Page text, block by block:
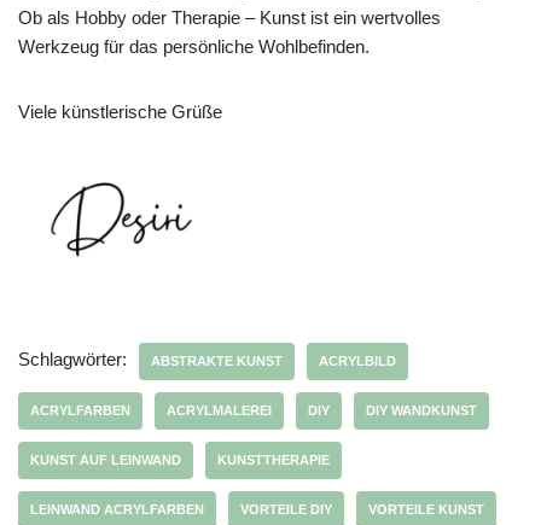
Ob als Hobby oder Therapie – Kunst ist ein wertvolles
Werkzeug für das persönliche Wohlbefinden.
Viele künstlerische Grüße
Schlagwörter: ABSTRAKTE KUNST ACRYLBILD
ACRYLFARBEN ACRYLMALEREI DIY DIY WANDKUNST
KUNST AUF LEINWAND KUNSTTHERAPIE
LEINWAND ACRYLFARBEN VORTEILE DIY VORTEILE KUNST